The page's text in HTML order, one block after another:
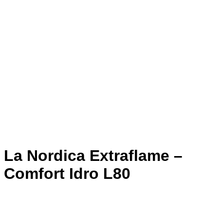
La Nordica Extraflame –
Comfort Idro L80